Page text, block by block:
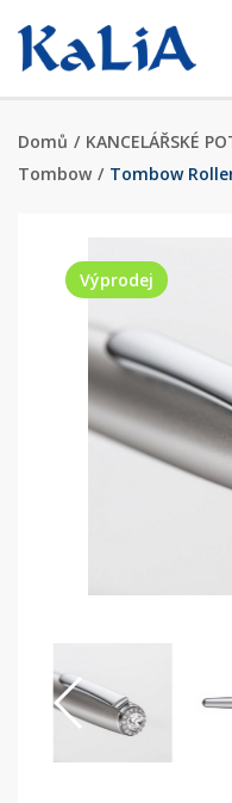
Domů / KANCELÁŘSKÉ
Tombow / Tombow
Výprodej